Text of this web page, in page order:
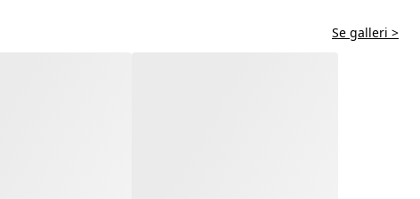
Se galleri >